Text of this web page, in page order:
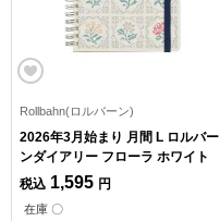
Rollbahn(ロルバーン)
2026年3月始まり 月間 L ロルバー
ンダイアリー フローラ ホワイト
税込 1,595 円
在庫 〇